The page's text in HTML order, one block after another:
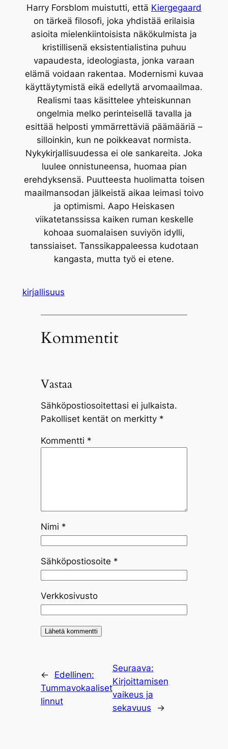
Harry Forsblom muistutti, että Kiergegaard
on tärkeä filosofi, joka yhdistää erilaisia
asioita mielenkiintoisista näkökulmista ja
kristillisenä eksistentialistina puhuu
vapaudesta, ideologiasta, jonka varaan
elämä voidaan rakentaa. Modernismi kuvaa
käyttäytymistä eikä edellytä arvomaailmaa.
Realismi taas käsittelee yhteiskunnan
ongelmia melko perinteisellä tavalla ja
esittää helposti ymmärrettäviä päämääriä –
silloinkin, kun ne poikkeavat normista.
Nykykirjallisuudessa ei ole sankareita. Joka
luulee onnistuneensa, huomaa pian
erehdyksensä. Puutteesta huolimatta toisen
maailmansodan jälkeistä aikaa leimasi toivo
ja optimismi. Aapo Heiskasen
viikatetanssissa kaiken ruman keskelle
kohoaa suomalaisen suviyön idylli,
tanssiaiset. Tanssikappaleessa kudotaan
kangasta, mutta työ ei etene.
kirjallisuus
Kommentit
Vastaa
Sähköpostiosoitettasi ei julkaista.
Pakolliset kentät on merkitty *
Kommentti *
Nimi *
Sähköpostiosoite *
Verkkosivusto
←
Edellinen:
Tummavokaaliset
linnut
Seuraava:
Kirjoittamisen
vaikeus ja
sekavuus
→